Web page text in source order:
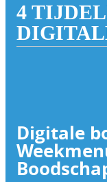
4
Digitale